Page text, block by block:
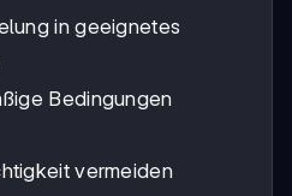
in geeignetes
Bedingungen
vermeiden